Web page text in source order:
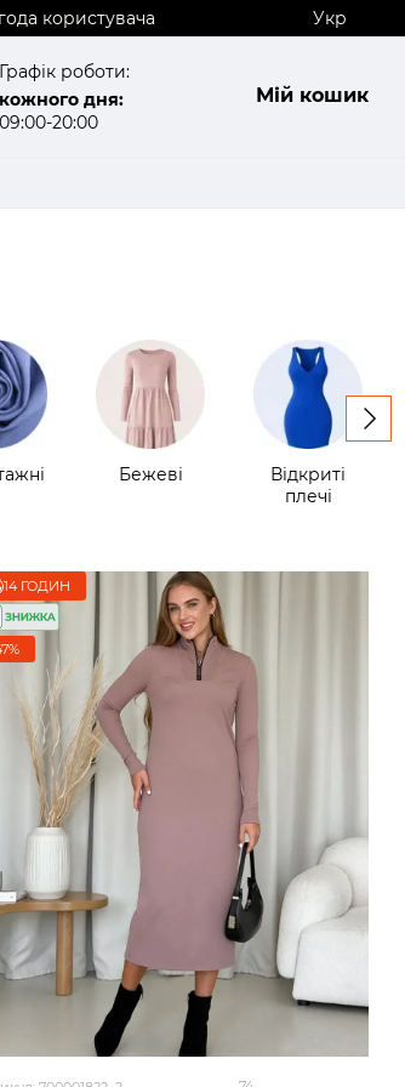
користувача
Укр
Графік роботи:
кожного дня:
09:00-20:00
Мій кошик
Бежеві
Відкриті
плечі
14 ГОДИН